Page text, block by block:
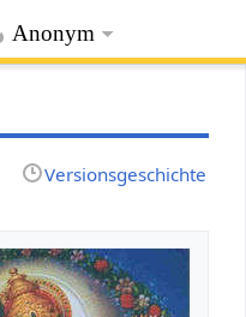
Anonym
Versionsgeschichte